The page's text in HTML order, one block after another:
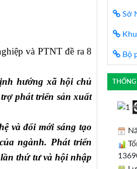
và PTNT đề ra 8
hướng xã hội chủ
phát triển sản xuất
và đổi mới sáng tạo
ngành. Phát triển
thứ tư và hội nhập
Sở
Bộ
THỐNG